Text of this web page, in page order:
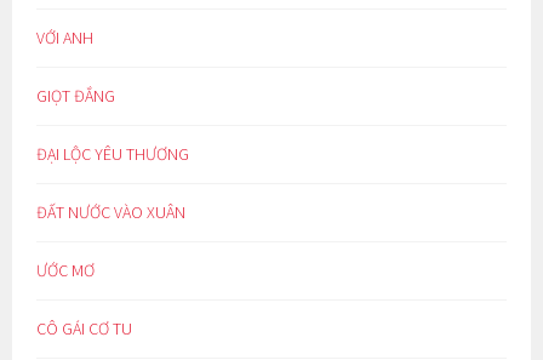
VỚI ANH
GIỌT ĐẮNG
ĐẠI LỘC YÊU THƯƠNG
ĐẤT NƯỚC VÀO XUÂN
ƯỚC MƠ
CÔ GÁI CƠ TU